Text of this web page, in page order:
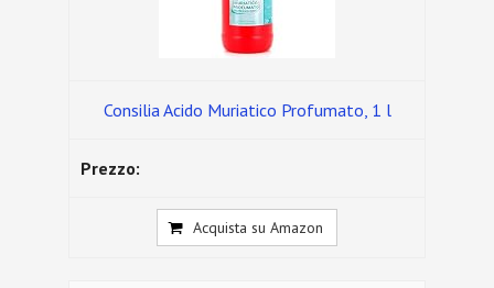
Consilia Acido Muriatico Profumato, 1 l
Acquista su Amazon